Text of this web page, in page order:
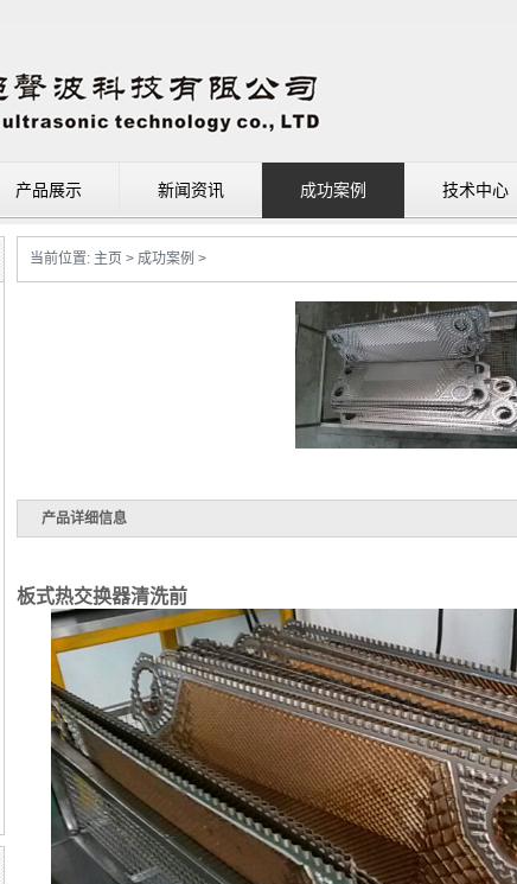
产品展示 新闻资讯 成功案例 技术中心
当前位置: 主页 > 成功案例 >
产品详细信息
板式热交换器清洗前